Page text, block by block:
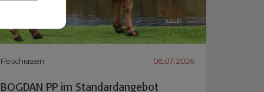
Fleischrassen 08.07.2026
BOGDAN PP im Standardangebot